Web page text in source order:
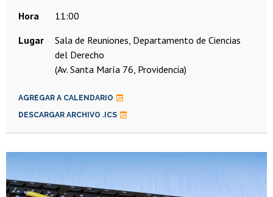
Hora
11:00
Lugar
Sala de Reuniones, Departamento de Ciencias
del Derecho
(Av. Santa María 76, Providencia)
AGREGAR A CALENDARIO
DESCARGAR ARCHIVO .ICS